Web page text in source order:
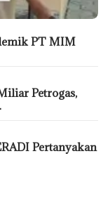
PT MIM
Petrogas,
Pertanyakan